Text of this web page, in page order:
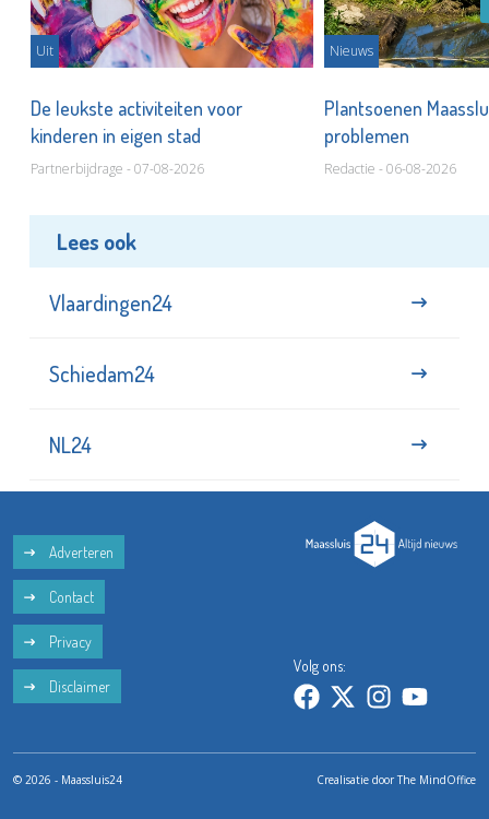
Uit
De leukste activiteiten voor
kinderen in eigen stad
Partnerbijdrage - 07-08-2026
Nieuws
Plantsoenen
problemen
Redactie - 06-08-2026
Lees ook
Vlaardingen24
Schiedam24
NL24
Adverteren
Contact
Privacy
Disclaimer
Volg ons:
© 2026 - Maassluis24 Crealisatie doorThe MindOffice